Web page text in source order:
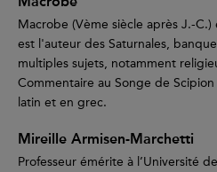
Macrobe (Vème siècle après J.-
est l'auteur des Saturnales,
multiples sujets, notamment
Commentaire au Songe de
latin et en grec.
Mireille Armisen-Marchetti
Professeur émérite à l’Université